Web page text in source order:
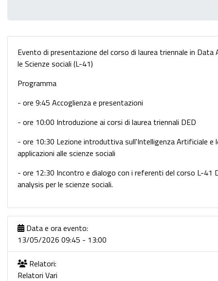
Evento di presentazione del corso di laurea triennale in Data
le Scienze sociali (L-41)
Programma
- ore 9:45 Accoglienza e presentazioni
- ore 10:00 Introduzione ai corsi di laurea triennali DED
- ore 10:30 Lezione introduttiva sull'Intelligenza Artificiale e
applicazioni alle scienze sociali
- ore 12:30 Incontro e dialogo con i referenti del corso L-41
analysis per le scienze sociali.
Data e ora evento:
13/05/2026 09:45 - 13:00
Relatori:
Relatori Vari